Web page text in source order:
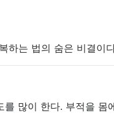
하는 법의 숨은 비결이
많이 한다. 부적을 몸